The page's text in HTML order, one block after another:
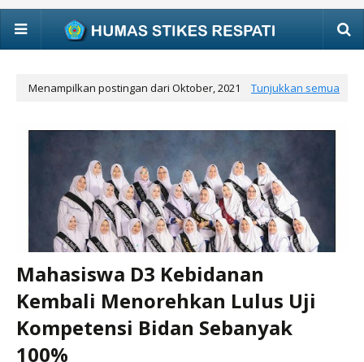
Menampilkan postingan dari Oktober, 2021 Tunjukkan semua
Mahasiswa D3 Kebidanan
Kembali Menorehkan Lulus Uji
Kompetensi Bidan Sebanyak
100%